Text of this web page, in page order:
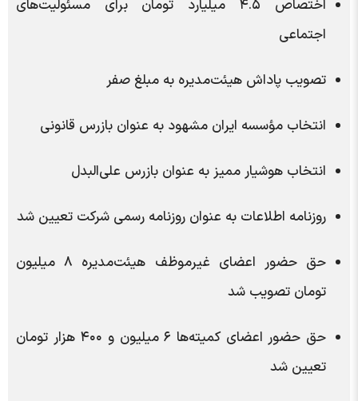
اختصاص ۴.۵ میلیارد تومان برای مسئولیت‌های
اجتماعی
تصویب پاداش هیئت‌مدیره به مبلغ صفر
انتخاب مؤسسه ایران مشهود به عنوان بازرس قانونی
انتخاب هوشیار ممیز به عنوان بازرس علی‌البدل
روزنامه اطلاعات به عنوان روزنامه رسمی شرکت تعیین شد
حق حضور اعضای غیرموظف هیئت‌مدیره ۸ میلیون
تومان تصویب شد
حق حضور اعضای کمیته‌ها ۶ میلیون و ۴۰۰ هزار تومان
تعیین شد